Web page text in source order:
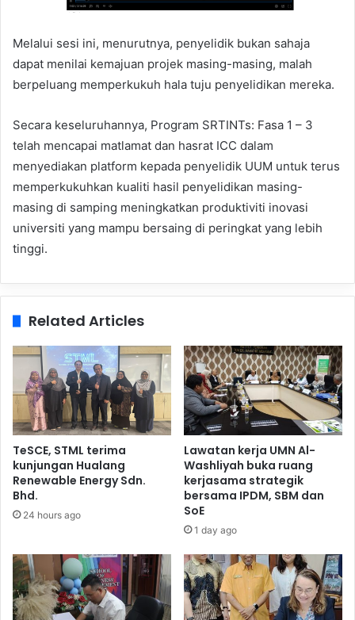
Melalui sesi ini, menurutnya, penyelidik bukan sahaja
dapat menilai kemajuan projek masing-masing, malah
berpeluang memperkukuh hala tuju penyelidikan mereka.
Secara keseluruhannya, Program SRTINTs: Fasa 1 – 3
telah mencapai matlamat dan hasrat ICC dalam
menyediakan platform kepada penyelidik UUM untuk terus
memperkukuhkan kualiti hasil penyelidikan masing-
masing di samping meningkatkan produktiviti inovasi
universiti yang mampu bersaing di peringkat yang lebih
tinggi.
Related Articles
TeSCE, STML terima
kunjungan Hualang
Renewable Energy Sdn.
Bhd.
24 hours ago
Lawatan kerja UMN Al-
Washliyah buka ruang
kerjasama strategik
bersama IPDM, SBM dan
SoE
1 day ago